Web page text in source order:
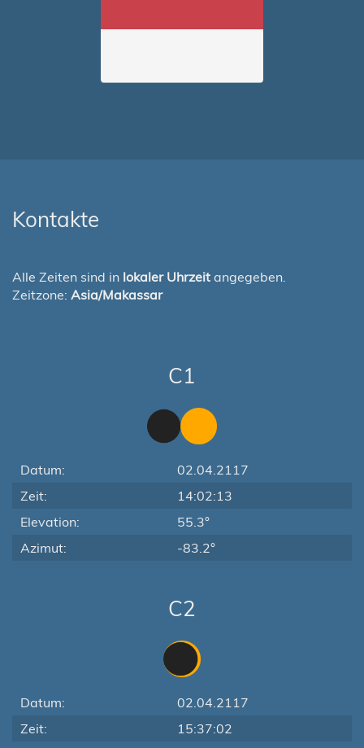
Kontakte
Alle Zeiten sind in lokaler Uhrzeit angegeben.
Zeitzone: Asia/Makassar
C1
Datum:
02.04.2117
Zeit:
14:02:13
Elevation:
55.3°
Azimut:
-83.2°
C2
Datum:
02.04.2117
Zeit:
15:37:02